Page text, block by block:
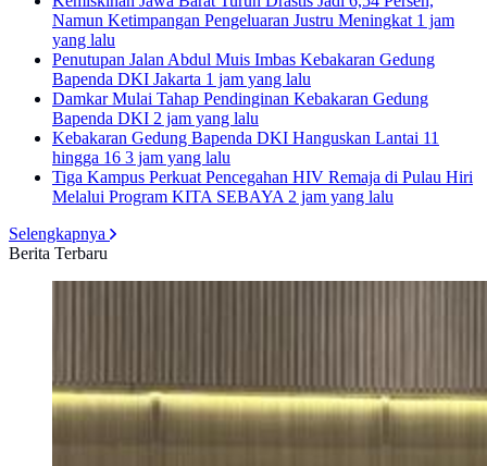
Namun Ketimpangan Pengeluaran Justru Meningkat 1 jam
yang lalu
Penutupan Jalan Abdul Muis Imbas Kebakaran Gedung
Bapenda DKI Jakarta 1 jam yang lalu
Damkar Mulai Tahap Pendinginan Kebakaran Gedung
Bapenda DKI 2 jam yang lalu
Kebakaran Gedung Bapenda DKI Hanguskan Lantai 11
hingga 16 3 jam yang lalu
Tiga Kampus Perkuat Pencegahan HIV Remaja di Pulau Hiri
Melalui Program KITA SEBAYA 2 jam yang lalu
Selengkapnya
Berita Terbaru